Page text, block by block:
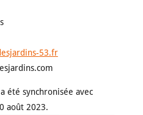
53.fr
été synchronisée avec
août 2023.